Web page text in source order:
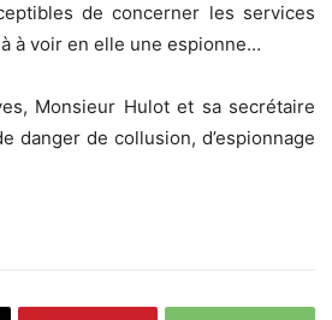
de concerner les services
à voir en elle une espionne…
Monsieur Hulot et sa secrétaire
danger de collusion, d’espionnage